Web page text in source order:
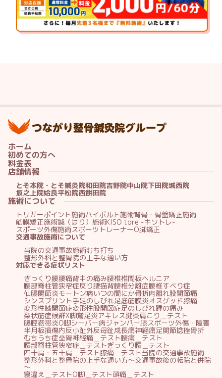
ホーム
初めての方へ
料金表
店舗情報
とそ本院・とそ鍼灸院和田院吉野院中山院下田院城西院
坂之上院姶良平松院西餅田院
施術について
トリガーポイント施術ハイボルト施術背骨・骨盤矯正施術
筋膜矯正施術鍼（はり）施術KISO tore -キソトレ-
スポーツ外傷施術スポーツトレーナーO脚矯正
交通事故施術について
当院の交通事故施術むち打ち
整形外科と整骨院の上手な通い方
対応できる症状リスト
ぎっくり腰腰痛背中の痛み腰椎椎間板ヘルニア
腰部脊柱管狭窄症反り腰猫背腰椎分離症腰椎すべり症
仙腸関節炎モートン病いつの間にか骨折肉離れ股関節痛
シンスプリント手足のしびれ足底筋膜炎オスグッド膝痛
変形性膝関節症変形性股関節症足のしびれ踵の痛み
梨状筋症候群X脚鵞足炎アキレス腱炎肩こり＿テスト
腸脛靭帯炎O脚シーバー病ジャンパー膝スポーツ外傷・障害
半月板損傷内反小趾外反母趾成長痛神経痛足関節捻挫骨折
むちうち症坐骨神経痛＿テスト腰痛＿テスト
腰部脊柱管狭窄症＿テストぎっくり腰＿テスト
四十肩・五十肩＿テスト膝痛＿テスト当院の交通事故施術
整形外科と整骨院の上手な通い方～交通事故後の転院と併院
～
寝違え＿テストO脚＿テスト頭痛＿テスト